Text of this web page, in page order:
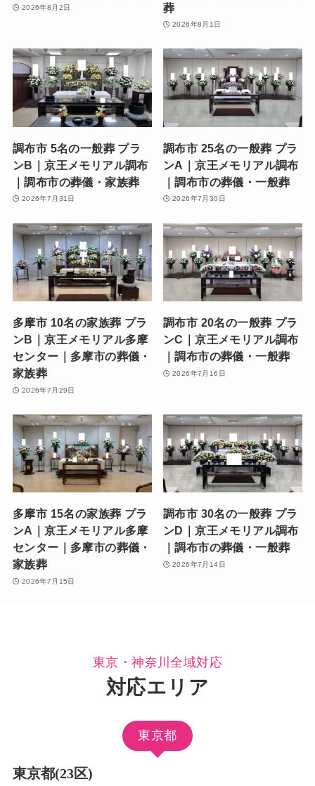
2026年8月2日
葬
2026年8月1日
調布市 5名の一般葬 プラ
ンB｜京王メモリアル調布
｜調布市の葬儀・家族葬
2026年7月31日
調布市 25名の一般葬 プラ
ンA｜京王メモリアル調布
｜調布市の葬儀・一般葬
2026年7月30日
多摩市 10名の家族葬 プラ
ンB｜京王メモリアル多摩
センター｜多摩市の葬儀・
家族葬
2026年7月29日
調布市 20名の一般葬 プラ
ンC｜京王メモリアル調布
｜調布市の葬儀・一般葬
2026年7月16日
多摩市 15名の家族葬 プラ
ンA｜京王メモリアル多摩
センター｜多摩市の葬儀・
家族葬
2026年7月15日
調布市 30名の一般葬 プラ
ンD｜京王メモリアル調布
｜調布市の葬儀・一般葬
2026年7月14日
東京・神奈川全域対応
対応エリア
東京都
東京都(23区)